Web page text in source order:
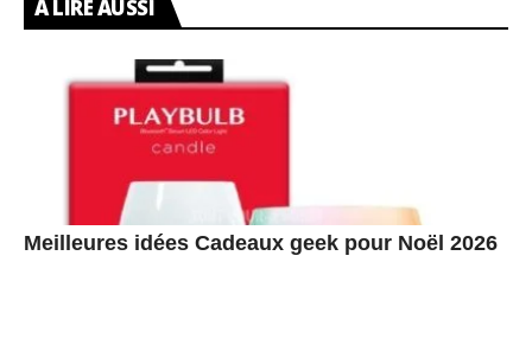
A LIRE AUSSI
Meilleures idées Cadeaux geek pour Noël 2026